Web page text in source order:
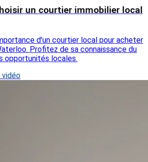
un courtier immobilier local
d'un courtier local pour acheter
Profitez de sa connaissance du
opportunités locales.
vidéo